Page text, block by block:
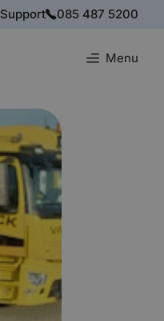
Support 085 487 5200
Menu